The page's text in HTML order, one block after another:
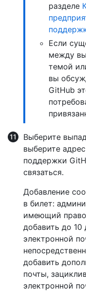
разделе
Если
между
темой
вы
GitHub
Выберите
выберите
поддержки
связаться.
Добавление
в билет:
имеющий
добавить до 10
электронной
добавить
почты,
электронной